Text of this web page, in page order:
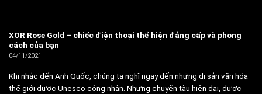
XOR Rose Gold – chiếc điện thoại thể hiện đẳng cấp và phong
cách của bạn
04/11/2021
Khi nhắc đến Anh Quốc, chúng ta nghĩ ngay đến những di sản văn hóa
thế giới được Unesco công nhận. Những chuyến tàu hiện đại, được